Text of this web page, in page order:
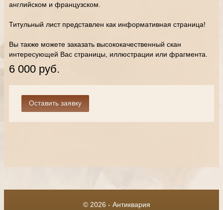
английском и французском.
Титульный лист представлен как информативная страница!
Вы также можете заказать высококачественный скан
интересующей Вас страницы, иллюстрации или фрагмента.
6 000 руб.
© 2026 - Антиквария